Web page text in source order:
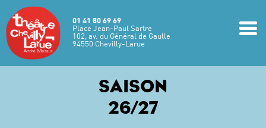
Aller au contenu principal
01 41 80 69 69
Place Jean-Paul Sartre
102, av. du Général de Gaulle
94550 Chevilly-Larue
SAISON
26/27